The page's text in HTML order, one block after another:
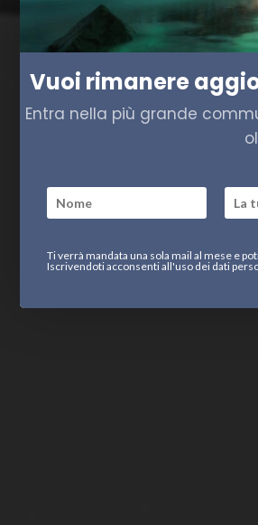
Vuoi rimanere
Entra nella più grande
Ti verrà mandata una sola mail al mese e
Iscrivendoti acconsenti all'uso dei dati